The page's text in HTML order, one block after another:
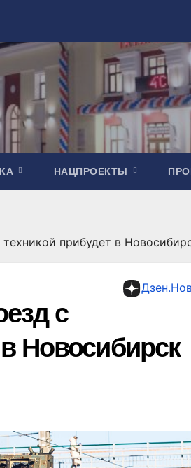
НАЦПРОЕКТЫ
прибудет в
c
Новосибирск